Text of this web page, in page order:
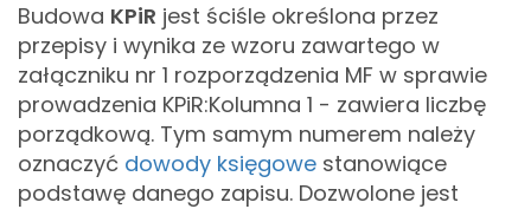
Budowa KPiR jest ściśle określona przez
przepisy i wynika ze wzoru zawartego w
załączniku nr 1 rozporządzenia MF w sprawie
prowadzenia KPiR:Kolumna 1 - zawiera liczbę
porządkową. Tym samym numerem należy
oznaczyć dowody księgowe stanowiące
podstawę danego zapisu. Dozwolone jest